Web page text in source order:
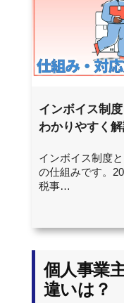
インボイス制
わかりやすく
インボイス制度
の仕組みです。
税事…
個人事業
違いは？